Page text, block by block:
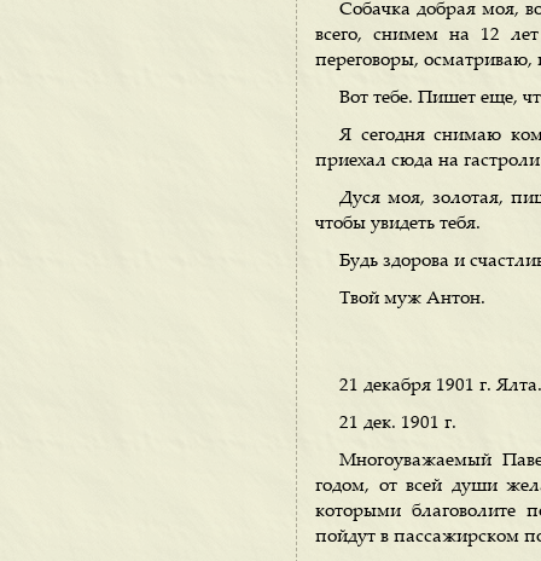
Собачка добрая моя,
всего, снимем на 12
переговоры, осматриваю,
Вот тебе. Пишет еще,
Я сегодня снимаю
приехал сюда на
Дуся моя, золотая,
чтобы увидеть тебя.
Будь здорова и
Твой муж Антон.
21 декабря 1901 г. Ялта.
21 дек. 1901 г.
Многоуважаемый
годом, от всей души
которыми благоволите
пойдут в пассажирском